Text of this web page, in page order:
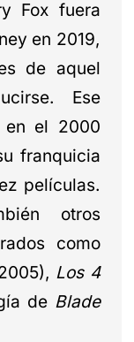
Fox fuera
en 2019,
de aquel
Ese
en el 2000
franquicia
películas.
otros
como
Los 4
de Blade